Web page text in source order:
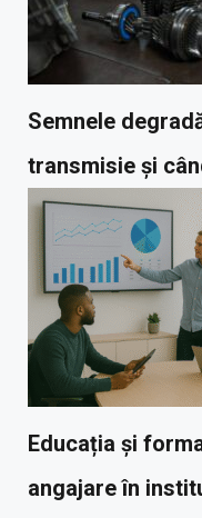
Semnele
transmisie și
Educația și
angajare în